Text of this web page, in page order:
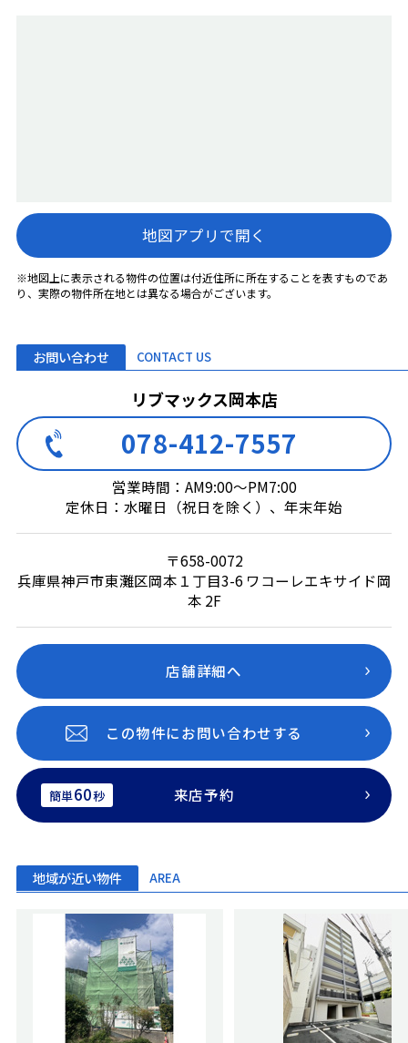
地図アプリで開く
※地図上に表示される物件の位置は付近住所に所在することを表すものであ
り、実際の物件所在地とは異なる場合がございます。
お問い合わせ CONTACT US
リブマックス岡本店
078-412-7557
営業時間：AM9:00～PM7:00
定休日：水曜日（祝日を除く）、年末年始
〒658-0072
兵庫県神戸市東灘区岡本１丁目3-6 ワコーレエキサイド岡
本 2F
店舗詳細へ
この物件にお問い合わせする
簡単60秒 来店予約
地域が近い物件 AREA